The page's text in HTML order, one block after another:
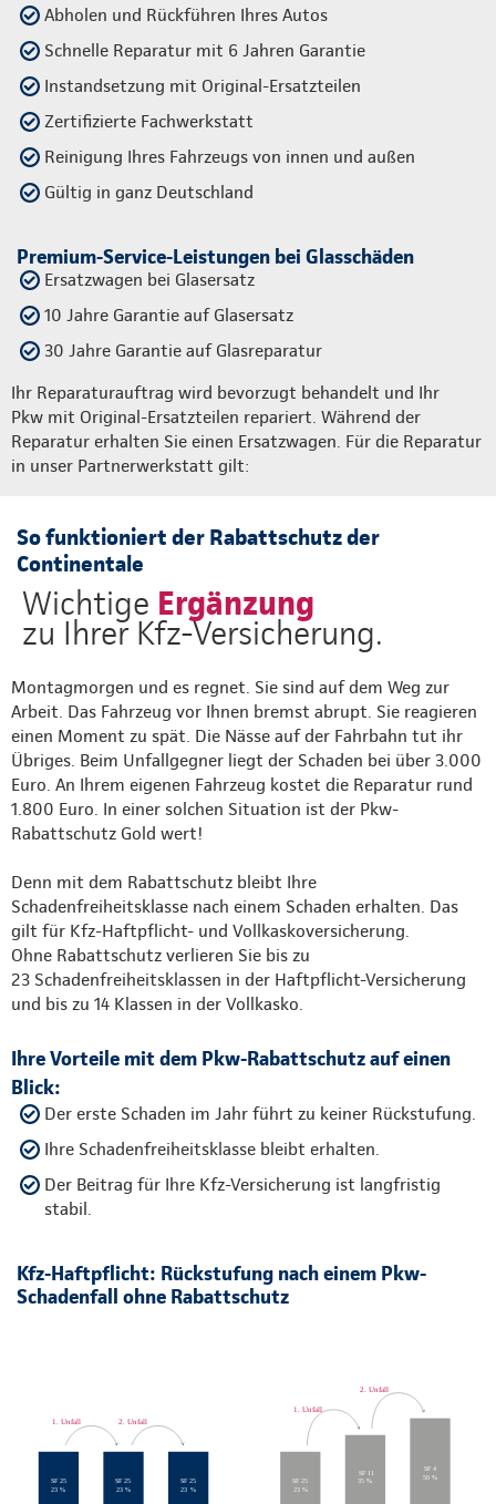
Abholen und Rückführen Ihres Autos
Schnelle Reparatur mit 6 Jahren Garantie
Instandsetzung mit Original-Ersatzteilen
Zertifizierte Fachwerkstatt
Reinigung Ihres Fahrzeugs von innen und außen
Gültig in ganz Deutschland
Premium-Service-Leistungen bei Glasschäden
Ersatzwagen bei Glasersatz
10 Jahre Garantie auf Glasersatz
30 Jahre Garantie auf Glasreparatur
Ihr Reparaturauftrag wird bevorzugt behandelt und Ihr
Pkw mit Original-Ersatzteilen repariert. Während der
Reparatur erhalten Sie einen Ersatzwagen. Für die Reparatur
in unser Partnerwerkstatt gilt:
So funktioniert der Rabattschutz der
Continentale
Wichtige Ergänzung
zu Ihrer Kfz-Versicherung.
Montagmorgen und es regnet. Sie sind auf dem Weg zur
Arbeit. Das Fahrzeug vor Ihnen bremst abrupt. Sie reagieren
einen Moment zu spät. Die Nässe auf der Fahrbahn tut ihr
Übriges. Beim Unfallgegner liegt der Schaden bei über 3.000
Euro. An Ihrem eigenen Fahrzeug kostet die Reparatur rund
1.800 Euro. In einer solchen Situation ist der Pkw-
Rabattschutz Gold wert!
Denn mit dem Rabattschutz bleibt Ihre
Schadenfreiheitsklasse nach einem Schaden erhalten. Das
gilt für Kfz-Haftpflicht- und Vollkaskoversicherung.
Ohne Rabattschutz verlieren Sie bis zu
23 Schadenfreiheitsklassen in der Haftpflicht-Versicherung
und bis zu 14 Klassen in der Vollkasko.
Ihre Vorteile mit dem Pkw-Rabattschutz auf einen
Blick:
Der erste Schaden im Jahr führt zu keiner Rückstufung.
Ihre Schadenfreiheitsklasse bleibt erhalten.
Der Beitrag für Ihre Kfz-Versicherung ist langfristig
stabil.
Kfz-Haftpflicht: Rückstufung nach einem Pkw-
Schadenfall ohne Rabattschutz